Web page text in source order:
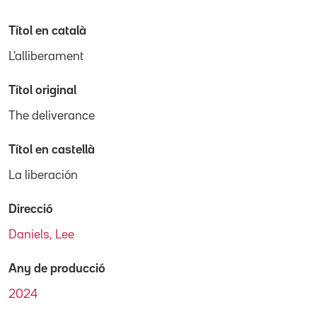
Títol en català
L'alliberament
Títol original
The deliverance
Títol en castellà
La liberación
Direcció
Daniels, Lee
Any de producció
2024